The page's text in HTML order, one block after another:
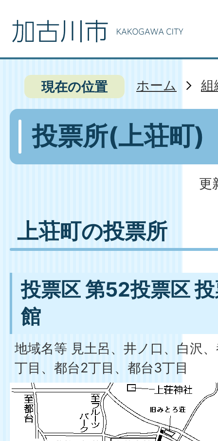
現在の位置 ホーム 組
投票所(上荘町)
更
上荘町の投票所
投票区 第52投票区
館
地域名等 見土呂、井ノ口、白沢
丁目、都台2丁目、都台3丁目